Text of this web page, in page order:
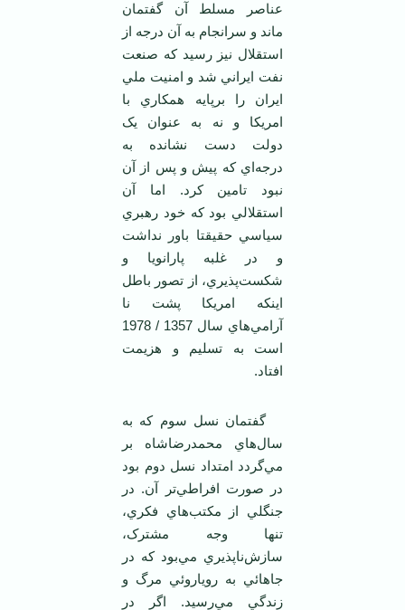
عناصر مسلط آن گفتمان
ماند و سرانجام به آن درجه از
استقلال نيز رسيد که صنعت
نفت ايراني شد و امنيت ملي
ايران را برپايه همکاري با
امريکا و نه به عنوان يک
دولت دست نشانده به
درجه‌اي که پيش و پس از آن
نبود تامين کرد. اما آن
استقلالي بود که خود رهبري
سياسي حقيقتا باور نداشت
و در غلبه پارانويا و
شکست‌پذيري، از تصور باطل
اينکه امريکا پشت نا
آرامي‌هاي سال 1357 / 1978
است به تسليم و هزيمت
افتاد.
گفتمان نسل سوم که به
سال‌هاي محمدرضاشاه بر
مي‌گردد امتداد نسل دوم بود
در صورت افراطي‌تر آن. در
جنگلي از مکتب‌هاي فکري،
تنها وجه مشترک،
سازش‌ناپذيري مي‌بود که در
جاهائي به روياروئي مرگ و
زندگي مي‌رسيد. اگر در